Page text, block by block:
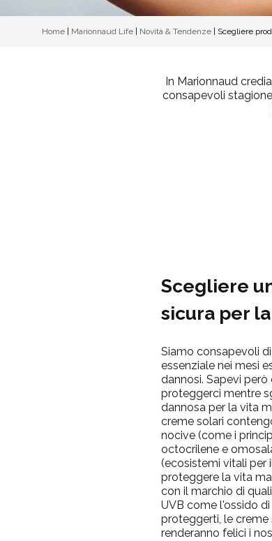
Home Marionnaud Life Novità & Tendenze Scegliere
In Marionnaud
consapevoli
Scegliere
sicura per
Siamo consapevoli
essenziale nei mesi
dannosi. Sapevi
proteggerci mentre
dannosa per la vita
creme solari
nocive (come i
octocrilene e
(ecosistemi vitali per
proteggere la vita
con il marchio di
UVB come l'ossido
proteggerti, le creme
renderanno felici i